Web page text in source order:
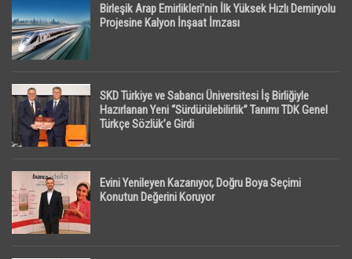
Birleşik Arap Emirlikleri’nin İlk Yüksek Hızlı Demiryolu
Projesine Kalyon İnşaat İmzası
SKD Türkiye ve Sabancı Üniversitesi İş Birliğiyle
Hazırlanan Yeni “Sürdürülebilirlik” Tanımı TDK Genel
Türkçe Sözlük’e Girdi
Evini Yenileyen Kazanıyor, Doğru Boya Seçimi
Konutun Değerini Koruyor